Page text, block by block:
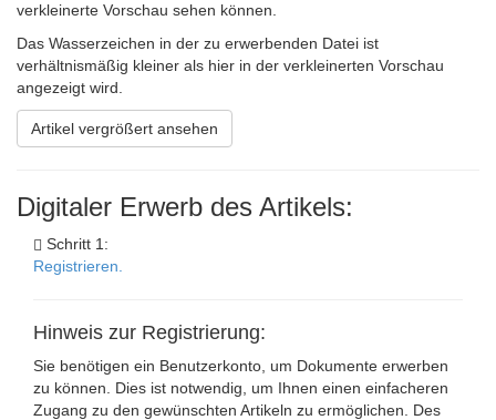
verkleinerte Vorschau sehen können.
Das Wasserzeichen in der zu erwerbenden Datei ist
verhältnismäßig kleiner als hier in der verkleinerten Vorschau
angezeigt wird.
Artikel vergrößert ansehen
Digitaler Erwerb des Artikels:
Schritt 1:
Registrieren.
Hinweis zur Registrierung:
Sie benötigen ein Benutzerkonto, um Dokumente erwerben
zu können. Dies ist notwendig, um Ihnen einen einfacheren
Zugang zu den gewünschten Artikeln zu ermöglichen. Des